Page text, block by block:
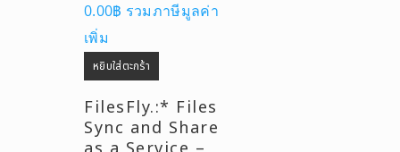
0.00฿ รวมภาษีมูลค่า
เพิ่ม
หยิบใส่ตะกร้า
FilesFly.:* Files
Sync and Share